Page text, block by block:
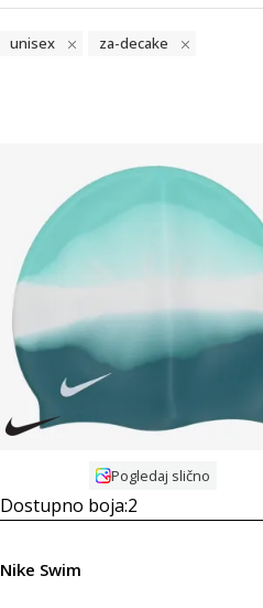
unisex za-decake
Pogledaj slično
Dostupno boja:2
Nike Swim